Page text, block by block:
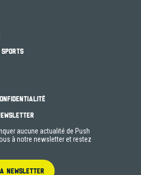
aucune actualité de Push
à notre newsletter et restez
NEWSLETTER